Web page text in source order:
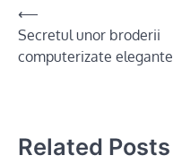
Post
navigation
⟵
Secretul unor broderii
computerizate elegante
Related Posts